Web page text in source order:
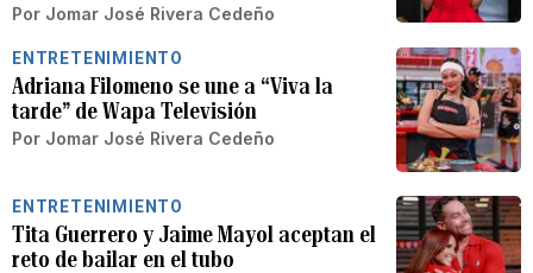
Por Jomar José Rivera Cedeño
ENTRETENIMIENTO
Adriana Filomeno se une a “Viva la
tarde” de Wapa Televisión
Por Jomar José Rivera Cedeño
ENTRETENIMIENTO
Tita Guerrero y Jaime Mayol aceptan el
reto de bailar en el tubo